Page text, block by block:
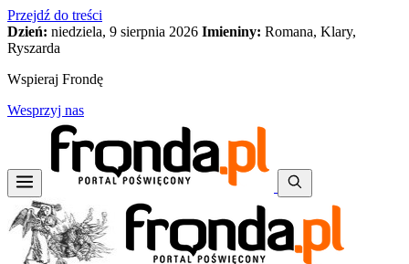
Przejdź do treści
Dzień: niedziela, 9 sierpnia 2026 Imieniny: Romana, Klary,
Ryszarda
Wspieraj Frondę
Wesprzyj nas